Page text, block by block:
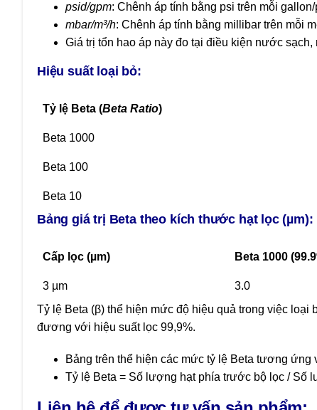
psid/gpm: Chênh áp tính bằng psi trên mỗi
mbar/m³/h: Chênh áp tính bằng millibar trên mỗi
Giá trị tổn hao áp này đo tại điều kiện nước
Hiệu suất loại bỏ:
Tỷ lệ Beta (Beta Ratio)
Beta 1000
Beta 100
Beta 10
Bảng giá trị Beta theo kích thước hạt lọc (µm):
Cấp lọc (µm) Beta 1000
3 µm 3.0
Tỷ lệ Beta (β) thể hiện mức độ hiệu quả trong việc
đương với hiệu suất lọc 99,9%.
Bảng trên thể hiện các mức tỷ lệ Beta tương ứng
Tỷ lệ Beta = Số lượng hạt phía trước bộ lọc / Số